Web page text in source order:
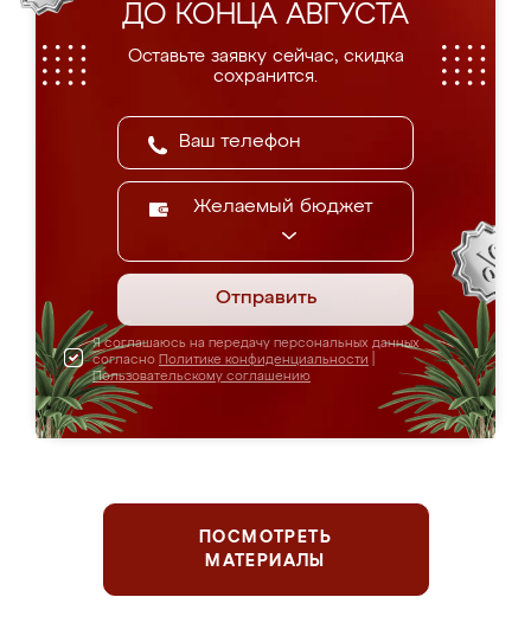
ДО КОНЦА АВГУСТА
Оставьте заявку сейчас, скидка
сохранится.
Желаемый бюджет
Отправить
Я соглашаюсь на передачу персональных данных
согласно Политике конфиденциальности
Пользовательскому соглашению
ПОСМОТРЕТЬ
МАТЕРИАЛЫ